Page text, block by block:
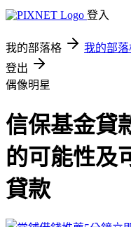
登入
我的部落格 我的部
登出
偶像明星
信保基金貸
的可能性及
貸款